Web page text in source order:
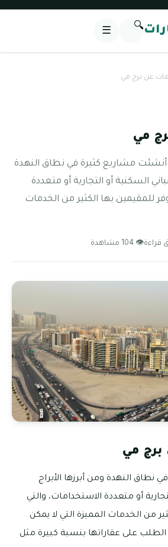
🔍
☰
عن برج مي
مي
مشاريع كثيرة في نطاق النهدة
السكنية أو التجارية أو متعددة
للمقيمين بها الكثير من الخدمات
👁 104 مشاهدة
مي
نطاق النهدة ومن أبرزها الأبراج
أو متعددة الاستخدامات، والتي
من الخدمات المميزة التي لا يمكن
الطلب على عقاراتها بنسبة كبيرة مثل